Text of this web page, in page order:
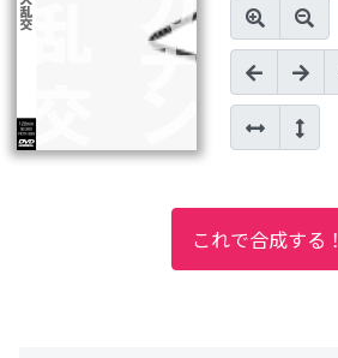
これで合成する！